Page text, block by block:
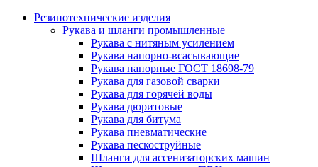
Резинотехнические изделия
Рукава и шланги промышленные
Рукава с нитяным усилением
Рукава напорно-всасывающие
Рукава напорные ГОСТ 18698-79
Рукава для газовой сварки
Рукава для горячей воды
Рукава дюритовые
Рукава для битума
Рукава пневматические
Рукава пескоструйные
Шланги для ассенизаторских машин